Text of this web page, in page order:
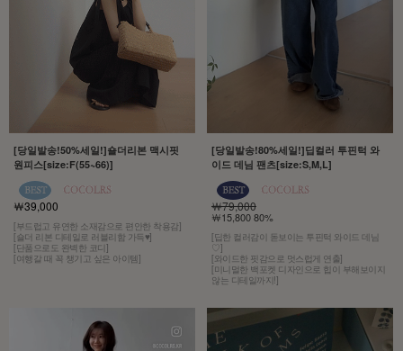
[당일발송!50%세일!]숄더리본 맥시핏
원피스[size:F(55~66)]
￦39,000
[부드럽고 유연한 소재감으로 편안한 착용감]
[숄더 리본 디테일로 러블리함 가득♥]
[단품으로도 완벽한 코디]
[여행갈 때 꼭 챙기고 싶은 아이템]
[당일발송!80%세일!]딥컬러 투핀턱 와
이드 데님 팬츠[size:S,M,L]
￦79,000
￦15,800 80%
[딥한 컬러감이 돋보이는 투핀턱 와이드 데님
♡]
[와이드한 핏감으로 멋스럽게 연출]
[미니멀한 백포켓 디자인으로 힙이 부해보이지
않는 디테일까지!]